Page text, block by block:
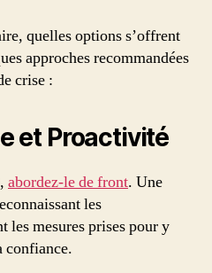
quelles options s’offrent
approches recommandées
crise :
et Proactivité
abordez-le de front. Une
les
les mesures prises pour y
confiance.